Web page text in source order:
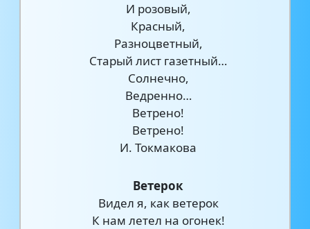
И розовый,
Красный,
Разноцветный,
Старый лист газетный…
Солнечно,
Ведренно…
Ветрено!
Ветрено!
И. Токмакова
Ветерок
Видел я, как ветерок
К нам летел на огонек!